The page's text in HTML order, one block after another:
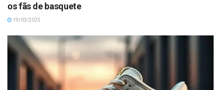
os fãs de basquete
19/03/2025